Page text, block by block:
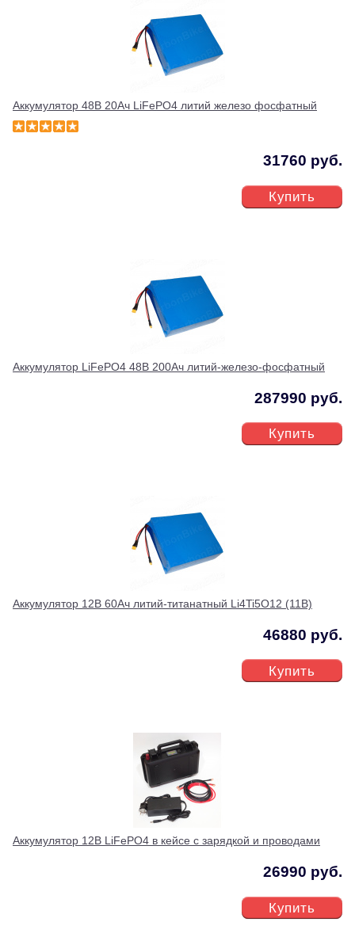
Аккумулятор 48В 20Ач LiFePO4 литий железо фосфатный
31760 руб.
Купить
Аккумулятор LiFePO4 48В 200Ач литий-железо-фосфатный
287990 руб.
Купить
Аккумулятор 12В 60Ач литий-титанатный Li4Ti5O12 (11В)
46880 руб.
Купить
Аккумулятор 12В LiFePO4 в кейсе с зарядкой и проводами
26990 руб.
Купить